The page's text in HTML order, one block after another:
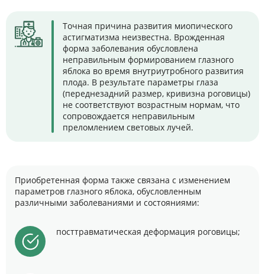
Точная причина развития миопического
астигматизма неизвестна. Врожденная
форма заболевания обусловлена
неправильным формированием глазного
яблока во время внутриутробного развития
плода. В результате параметры глаза
(переднезадний размер, кривизна роговицы)
не соответствуют возрастным нормам, что
сопровождается неправильным
преломлением световых лучей.
Приобретенная форма также связана с изменением
параметров глазного яблока, обусловленным
различными заболеваниями и состояниями:
посттравматическая деформация роговицы;